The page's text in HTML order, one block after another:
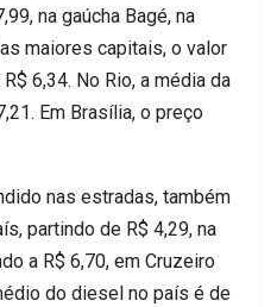
na gaúcha Bagé, na
maiores capitais, o valor
6,34. No Rio, a média da
Em Brasília, o preço
nas estradas, também
partindo de R$ 4,29, na
a R$ 6,70, em Cruzeiro
do diesel no país é de